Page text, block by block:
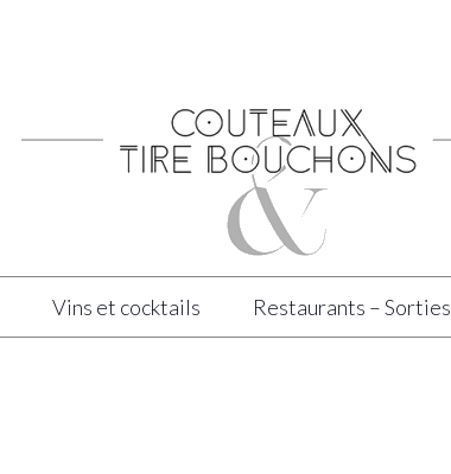
Vins et cocktails Restaurants – Sorties